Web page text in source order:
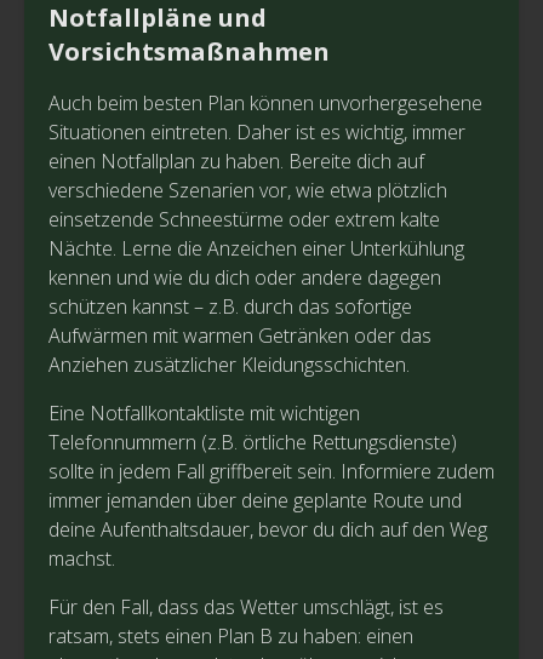
Notfallpläne und
Vorsichtsmaßnahmen
Auch beim besten Plan können unvorhergesehene
Situationen eintreten. Daher ist es wichtig, immer
einen Notfallplan zu haben. Bereite dich auf
verschiedene Szenarien vor, wie etwa plötzlich
einsetzende Schneestürme oder extrem kalte
Nächte. Lerne die Anzeichen einer Unterkühlung
kennen und wie du dich oder andere dagegen
schützen kannst – z.B. durch das sofortige
Aufwärmen mit warmen Getränken oder das
Anziehen zusätzlicher Kleidungsschichten.
Eine Notfallkontaktliste mit wichtigen
Telefonnummern (z.B. örtliche Rettungsdienste)
sollte in jedem Fall griffbereit sein. Informiere zudem
immer jemanden über deine geplante Route und
deine Aufenthaltsdauer, bevor du dich auf den Weg
machst.
Für den Fall, dass das Wetter umschlägt, ist es
ratsam, stets einen Plan B zu haben: einen